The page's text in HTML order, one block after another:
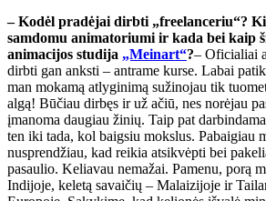
– Kodėl pradėjai dirbti „freelanceriu“?
samdomu animatoriumi ir kada bei kaip
animacijos studija „Meinart“?– Oficialiai
dirbti gan anksti – antrame kurse. Labai
man mokamą atlyginimą sužinojau tik
algą! Būčiau dirbęs ir už ačiū, nes norėjau
įmanoma daugiau žinių. Taip pat
ten iki tada, kol baigsiu mokslus. Pabaigiau
nusprendžiau, kad reikia atsikvėpti bei
pasaulio. Keliavau nemažai. Pamenu, porą
Indijoje, keletą savaičių – Malaizijoje ir